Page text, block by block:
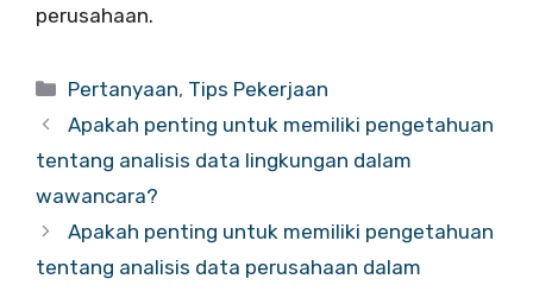
perusahaan.
Categories
Pertanyaan, Tips Pekerjaan
Apakah penting untuk memiliki pengetahuan
tentang analisis data lingkungan dalam
wawancara?
Apakah penting untuk memiliki pengetahuan
tentang analisis data perusahaan dalam